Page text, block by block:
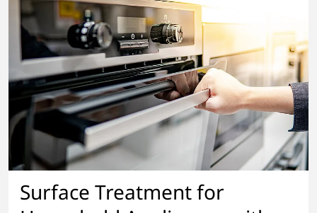
Surface Treatment for